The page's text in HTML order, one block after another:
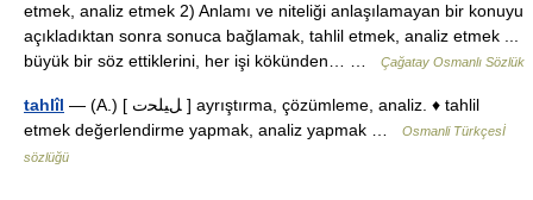
etmek, analiz etmek 2) Anlamı ve niteliği anlaşılamayan bir konuyu
açıkladıktan sonra sonuca bağlamak, tahlil etmek, analiz etmek ...
büyük bir söz ettiklerini, her işi kökünden… …
Çağatay Osmanlı Sözlük
tahlîl — (A.) [ ﻞﻴﻠﺤﺕ ] ayrıştırma, çözümleme, analiz. ♦ tahlil
etmek değerlendirme yapmak, analiz yapmak …
Osmanli Türkçesİ
sözlüğü